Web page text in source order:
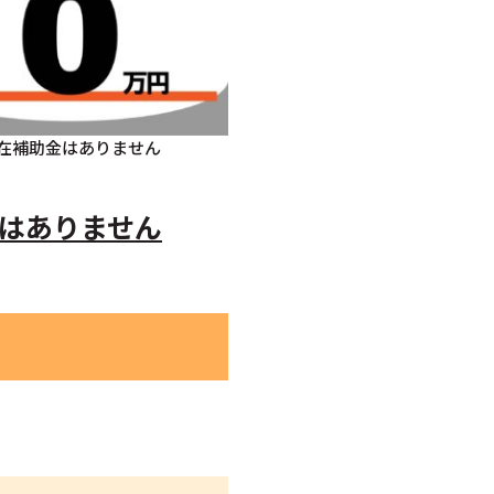
補助金はありません
ありません